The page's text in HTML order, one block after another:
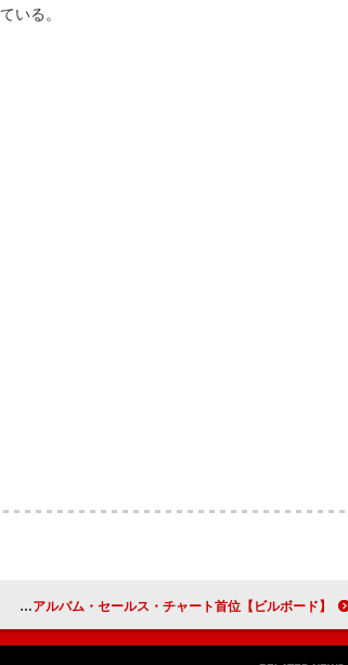
いる。
【ビルボード】堂本光一『RAISE』、8万枚超でアルバム・セールス・チャート首位